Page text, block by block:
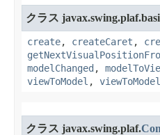
クラス
create, createCaret ,
modelChanged ,
viewToModel ,
クラス javax.swing.plaf.